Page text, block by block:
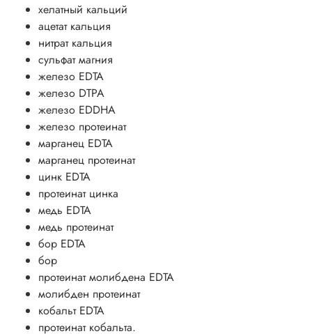
хелатный кальций
ацетат кальция
нитрат кальция
сульфат магния
железо EDTA
железо DTPA
железо EDDHA
железо протеинат
марганец EDTA
марганец протеинат
цинк EDTA
протеинат цинка
медь EDTA
медь протеинат
бор EDTA
бор
протеинат молибдена EDTA
молибден протеинат
кобальт EDTA
протеинат кобальта.